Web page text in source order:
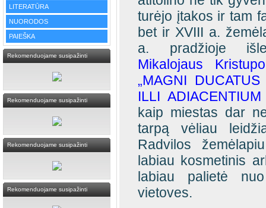
LITERATŪRA
NUORODOS
PAIEŠKA
Rekomenduojame susipažinti
Rekomenduojame susipažinti
Rekomenduojame susipažinti
Rekomenduojame susipažinti
turėjo įtakos ir tam
bet ir XVIII a.
a. pradžioje
Mikalojaus
„MAGNI
ILLI
kaip miestas dar
tarpą vėliau
Radvilos
labiau kosmetinis
labiau palietė
vietoves.